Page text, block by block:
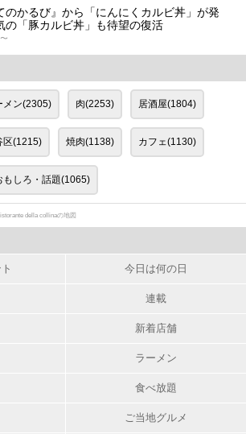
のかるび』から「にんにくカルビ丼」が発
の「豚カルビ丼」も待望の復活
メン(2305) 肉(2253) 居酒屋(1804)
区(1215) 焼肉(1138) カフェ(1130)
もしろ・話題(1065)
della collinaの地図
今日は何の日
連載
新着店舗
ラーメン
食べ放題
ご当地グルメ